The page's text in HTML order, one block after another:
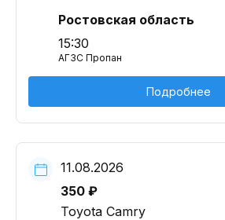
Ростовская область
15:30
АГЗС Пропан
Подробнее
11.08.2026
350 ₽
Toyota Camry